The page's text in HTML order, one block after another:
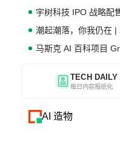
宇树科技 IPO 战略配
潮起潮落，你我仍在
马斯克 AI 百科项目
TECH DAILY
每日内容报纸化
AI 造物